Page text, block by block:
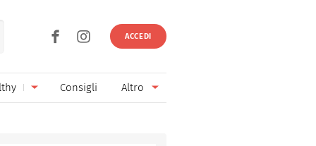
ACCEDI
Consigli Altro